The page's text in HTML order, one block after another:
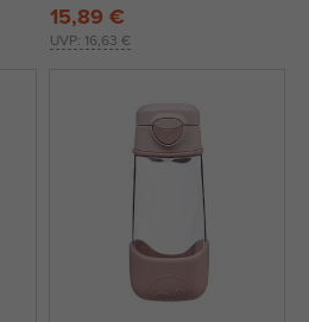
UVP: 16,63 €
15,89 €